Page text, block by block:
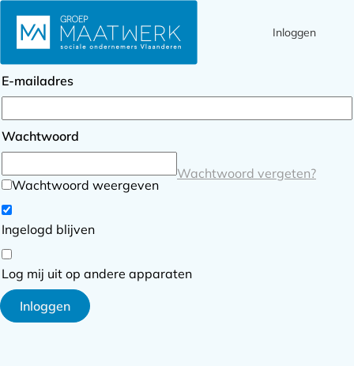
Inloggen
Inloggen
E-mailadres
Wachtwoord
Wachtwoord weergeven
Wachtwoord vergeten?
Ingelogd blijven
Log mij uit op andere apparaten
Inloggen